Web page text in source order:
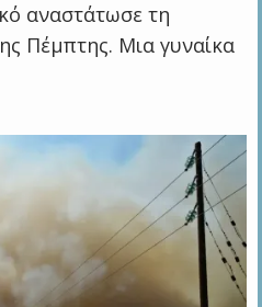
αναστάτωσε τη
Πέμπτης. Μια γυναίκα